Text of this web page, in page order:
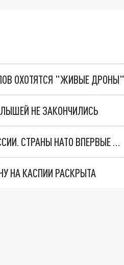
ОХОТЯТСЯ "ЖИВЫЕ ДРОНЫ"
НЕ ЗАКОНЧИЛИСЬ
"ОЧЕНЬ ПЛОХИЕ НОВОСТИ": БОЛЬШАЯ ОШИБКА PALANTIR В РОССИИ. СТРАНЫ НАТО ВПЕРВЫЕ ЗА СВО ОСТАНОВИЛИ ПОСТАВКИ ОРУЖИЯ. ВСУ ТЕРЯЮТ ПРИГРАНИЧЬЕ?
НА КАСПИИ РАСКРЫТА